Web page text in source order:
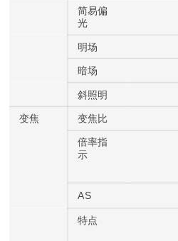
简易偏
光
明场
暗场
斜照明
变焦 变焦比
倍率指
示
AS
特点